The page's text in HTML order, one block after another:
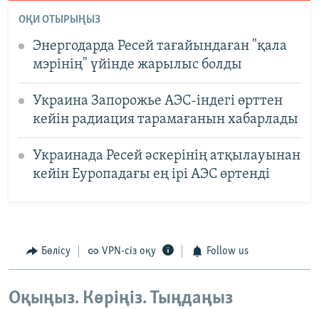
ОҚИ ОТЫРЫҢЫЗ
Энергодарда Ресей тағайындаған "қала
мэрінің" үйінде жарылыс болды
Украина Запорожье АЭС-індегі өрттен
кейін радиация тарамағанын хабарлады
Украинада Ресей әскерінің атқылауынан
кейін Еуропадағы ең ірі АЭС өртенді
Бөлісу VPN-сіз оқу Follow us
Оқыңыз. Көріңіз. Тыңдаңыз